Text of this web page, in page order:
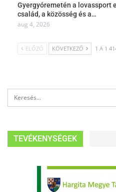
Gyergyóremetén a lovassport
család, a közösség és a…
aug 4, 2026
ELŐZŐ KÖVETKEZŐ 1 A 1
TEVÉKENYSÉGEK